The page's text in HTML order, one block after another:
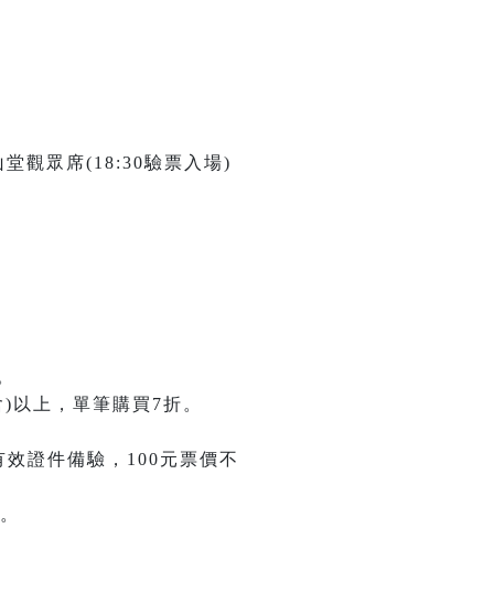
觀眾席(18:30驗票入場)
以上，單筆購買7折。
證件備驗，100元票價不
。